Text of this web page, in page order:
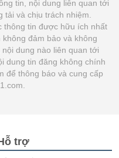
tin, nội dung liên quan tới
và chịu trách nhiệm.
thông tin được hữu ích nhất
đảm bảo và không
dung nào liên quan tới
dung tin đăng không chính
để thông báo và cung cấp
trợ